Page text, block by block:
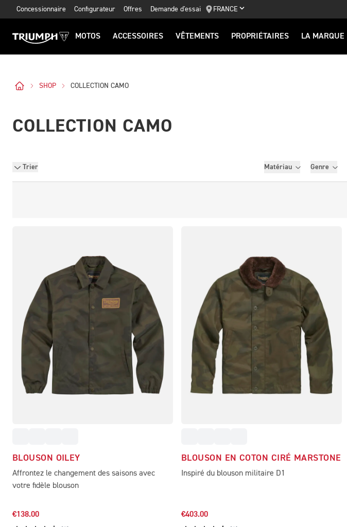
Concessionnaire Configurateur Offres Demande d'essai FRANCE
MOTOS ACCESSOIRES VÊTEMENTS PROPRIÉTAIRES LA MARQUE
SHOP COLLECTION CAMO
COLLECTION CAMO
Trier Filtres
Matériau Genre
BLOUSON OILEY
Affrontez le changement des saisons avec
votre fidèle blouson
€138.00
BLOUSON EN COTON CIRÉ MARSTONE
Inspiré du blouson militaire D1
€403.00